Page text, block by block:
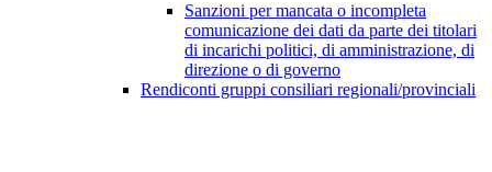
Sanzioni per mancata o incompleta
comunicazione dei dati da parte dei titolari
di incarichi politici, di amministrazione, di
direzione o di governo
Rendiconti gruppi consiliari regionali/provinciali